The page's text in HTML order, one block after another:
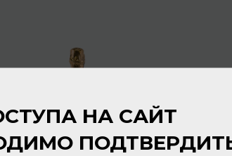
НА САЙТ